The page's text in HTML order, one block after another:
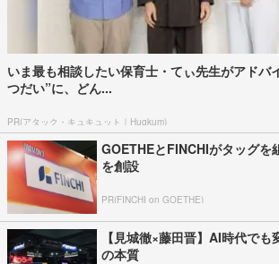
いま最も相談したい保育士・てぃ先生がアドバ
つだい”に、どん...
PR(アタック・キュキュット｜Hugkum)
GOETHEとFINCHIがタッグを
を創設
PR(FINCHI on GOETHE)
【見城徹×藤田晋】AI時代で
の本質